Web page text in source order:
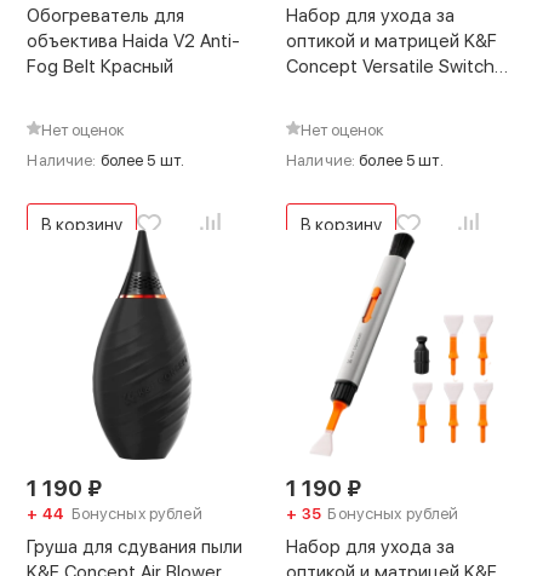
Обогреватель для
объектива Haida V2 Anti-
Fog Belt Красный
Нет оценок
Наличие: более 5 шт.
В корзину
Набор для ухода за
оптикой и матрицей K&F
Concept Versatile Switch
Нет оценок
Наличие:более 5 шт.
В корзину
1 190 ₽
+ 44 Бонусных рублей
Груша для сдувания пыли
1 190 ₽
+ 35 Бонусных рублей
Набор для ухода за